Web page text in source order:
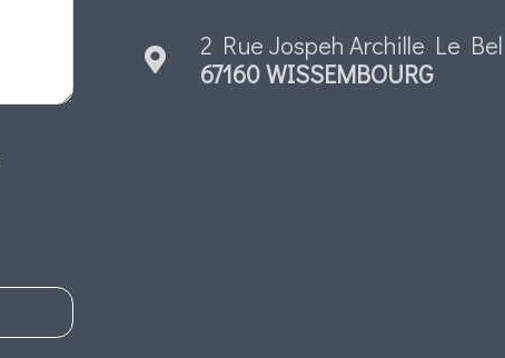
2 Rue Jospeh Archille Le Bel
67160 WISSEMBOURG